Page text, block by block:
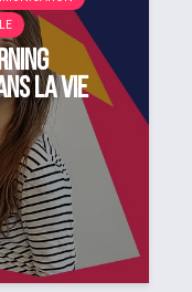
la vie